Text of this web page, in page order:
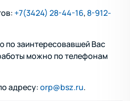
+7(3424) 28-44-16, 8-912-
заинтересовавшей Вас
можно по телефонам
адресу:orp@bsz.ru.